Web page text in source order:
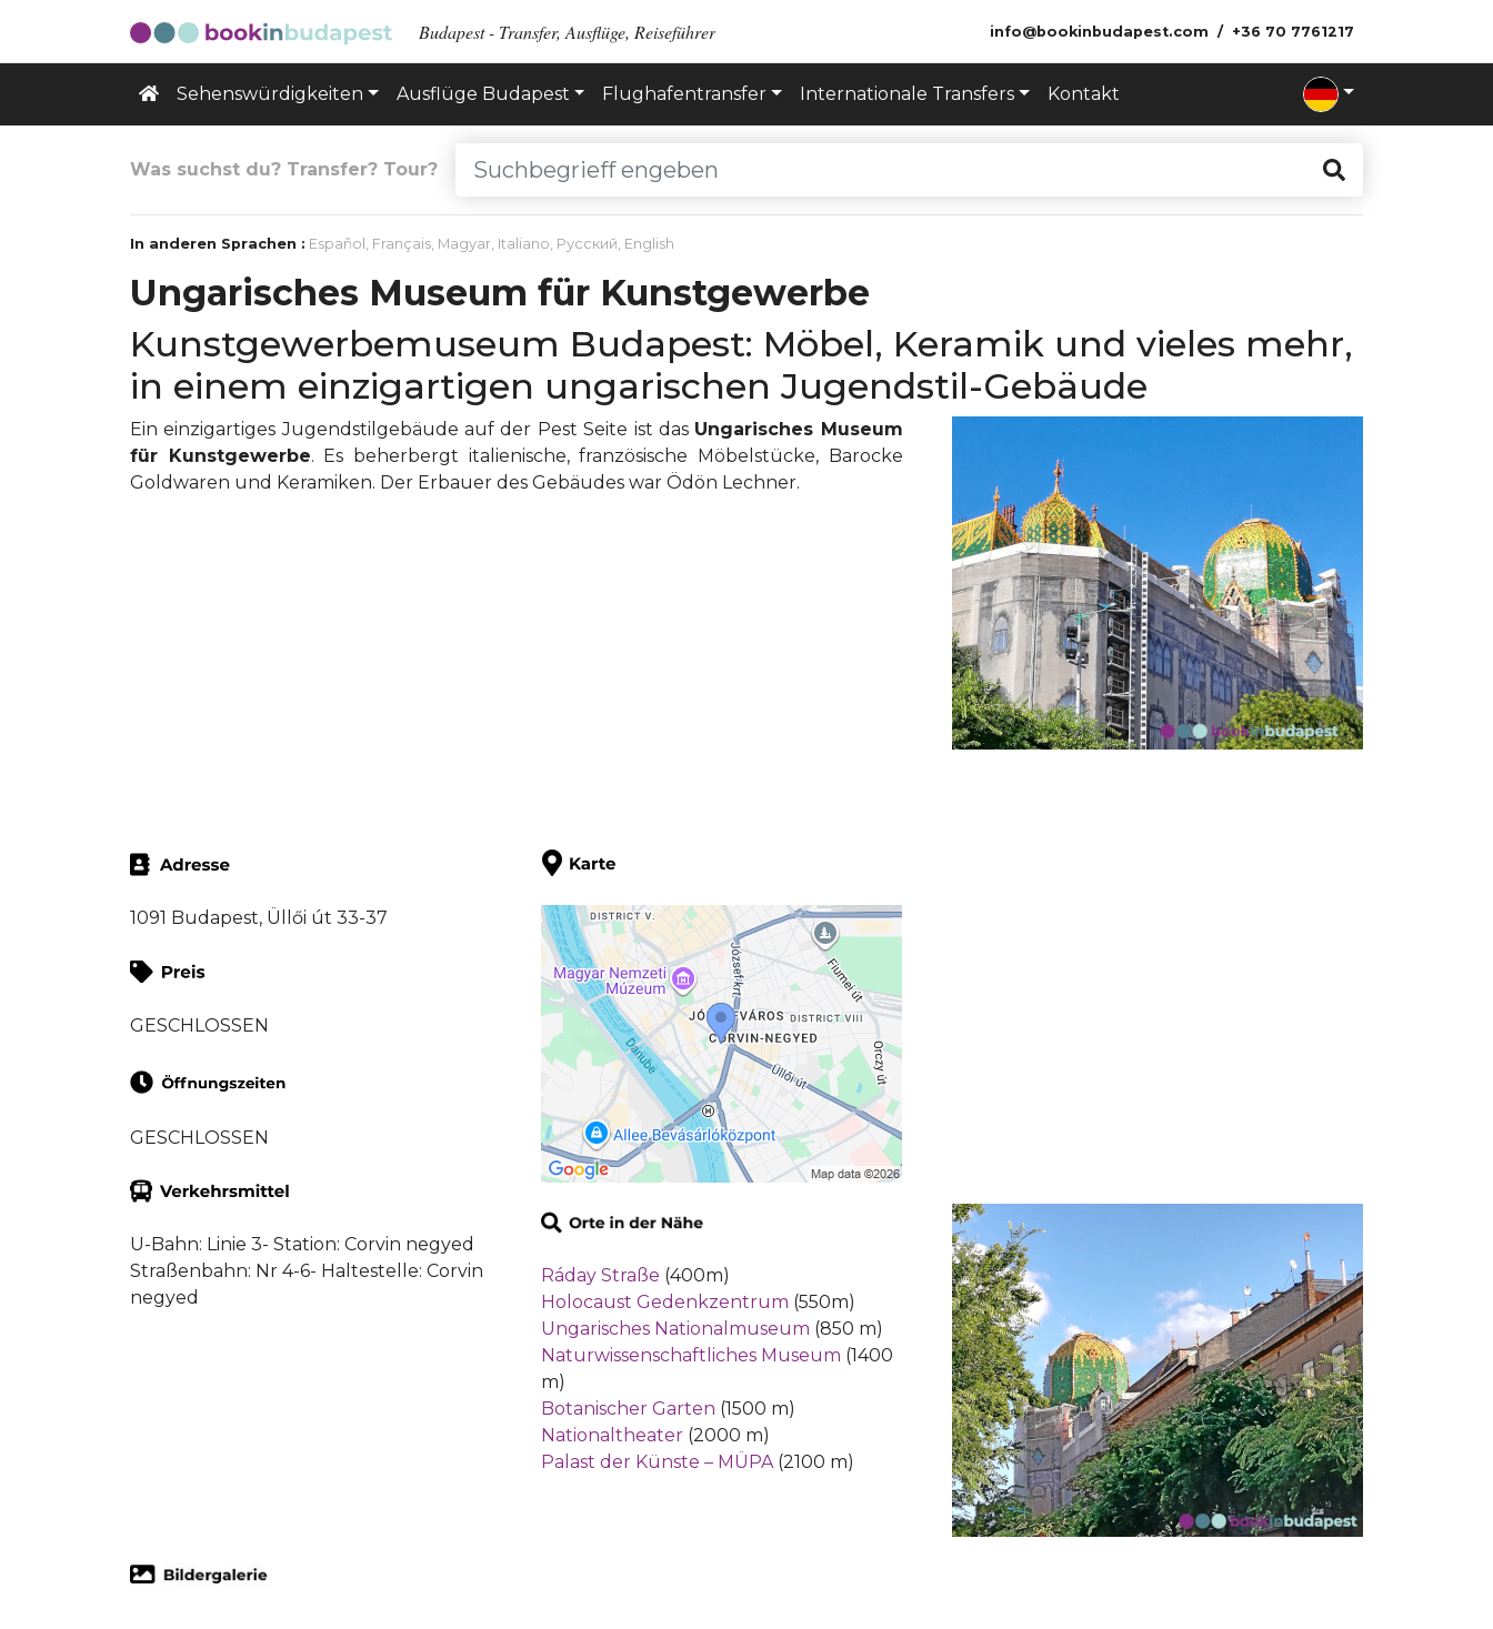
Budapest - Transfer, Ausflüge, Reiseführer info@bookinbudapest.com +36 70 7761217
Sehenswürdigkeiten Ausflüge Budapest Flughafentransfer Internationale Transfers Kontakt
Was suchst du? Transfer? Tour?
In anderen Sprachen : Español , Français, Magyar, Italiano, Русский, English
Ungarisches Museum für Kunstgewerbe
Kunstgewerbemuseum Budapest: Möbel, Keramik und vieles mehr,
in einem einzigartigen ungarischen Jugendstil-Gebäude
Ein einzigartiges Jugendstilgebäude auf der Pest Seite ist das Ungarisches Museum
für Kunstgewerbe. Es beherbergt italienische, französische Möbelstücke, Barocke
Goldwaren und Keramiken. Der Erbauer des Gebäudes war Ödön Lechner.
1091 Budapest, Üllői út 33-37
GESCHLOSSEN
GESCHLOSSEN
U-Bahn: Linie 3- Station: Corvin negyed
Straßenbahn: Nr 4-6- Haltestelle: Corvin
negyed
Ráday Straße (400m)
Holocaust Gedenkzentrum (550m)
Ungarisches Nationalmuseum (850 m)
Naturwissenschaftliches Museum (1400
m)
Botanischer Garten (1500 m)
Nationaltheater (2000 m)
Palast der Künste – MÜPA(2100 m)